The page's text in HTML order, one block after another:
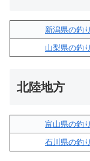
新潟県の釣
山梨県の釣
北陸地方
富山県の釣
石川県の釣